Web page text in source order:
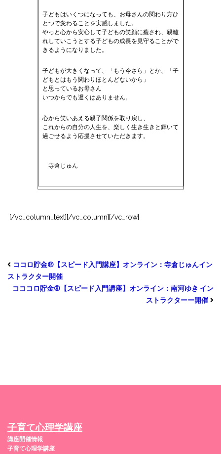
子どもはいくつになっても、お母さんの関わり方ひ
とつで変わることを実感しました。
やっと心から安心して子どもの笑顔に癒され、親離
れしていこうとする子どもの成長を見守ることがで
きるようになりました。
子どもが大きくなって、「もう今さら」とか、「子
どもとはもう関わりほとんどないから」
と思っているお母さん
いつからでも遅くはありません。
心から笑いあえる親子関係を取り戻し、
これからの自分の人生を、楽しく生き生きと輝いて
過ごせるよう応援させていただきます。
寺倉じゅん
[/vc_column_text][/vc_column][/vc_row]
ココロ貯金®︎【スピード入門講座】オンライン：寺倉じゅんイン
ストラクター開催
コココロ貯金®︎【スピード入門講座】オンライン：南河ゆき イン
ストラクターー開催
子育て心理学講座
講座開催情報
子育て心理学講座